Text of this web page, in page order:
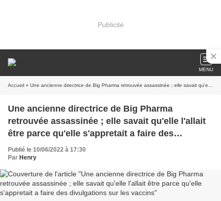
Publicité
MENU
Accueil » Une ancienne directrice de Big Pharma retrouvée assassinée ; elle savait qu'elle l'allait être parce qu'elle s'appretait a faire des divulgations sur les vaccins
Une ancienne directrice de Big Pharma
retrouvée assassinée ; elle savait qu'elle l'allait
être parce qu'elle s'appretait a faire des
divulgations sur les vaccins
Publié le 10/06/2022 à 17:30
Par Henry